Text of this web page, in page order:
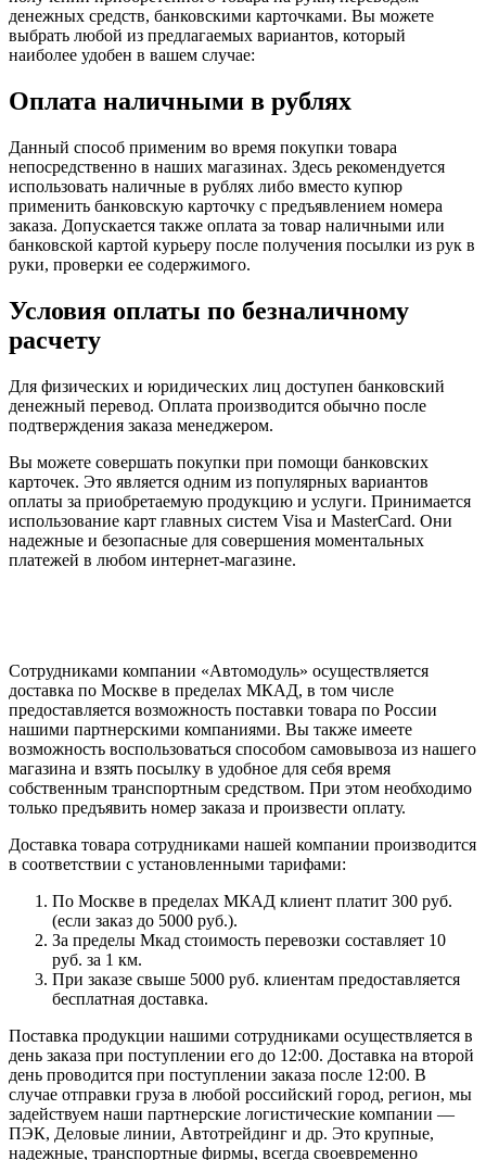
денежных средств, банковскими карточками. Вы можете
выбрать любой из предлагаемых вариантов, который
наиболее удобен в вашем случае:
Оплата наличными в рублях
Данный способ применим во время покупки товара
непосредственно в наших магазинах. Здесь рекомендуется
использовать наличные в рублях либо вместо купюр
применить банковскую карточку с предъявлением номера
заказа. Допускается также оплата за товар наличными или
банковской картой курьеру после получения посылки из рук в
руки, проверки ее содержимого.
Условия оплаты по безналичному
расчету
Для физических и юридических лиц доступен банковский
денежный перевод. Оплата производится обычно после
подтверждения заказа менеджером.
Вы можете совершать покупки при помощи банковских
карточек. Это является одним из популярных вариантов
оплаты за приобретаемую продукцию и услуги. Принимается
использование карт главных систем Visa и MasterCard. Они
надежные и безопасные для совершения моментальных
платежей в любом интернет-магазине.
Сотрудниками компании «Автомодуль» осуществляется
доставка по Москве в пределах МКАД, в том числе
предоставляется возможность поставки товара по России
нашими партнерскими компаниями. Вы также имеете
возможность воспользоваться способом самовывоза из нашего
магазина и взять посылку в удобное для себя время
собственным транспортным средством. При этом необходимо
только предъявить номер заказа и произвести оплату.
Доставка товара сотрудниками нашей компании производится
в соответствии с установленными тарифами:
По Москве в пределах МКАД клиент платит 300 руб.
(если заказ до 5000 руб.).
За пределы Мкад стоимость перевозки составляет 10
руб. за 1 км.
При заказе свыше 5000 руб. клиентам предоставляется
бесплатная доставка.
Поставка продукции нашими сотрудниками осуществляется в
день заказа при поступлении его до 12:00. Доставка на второй
день проводится при поступлении заказа после 12:00. В
случае отправки груза в любой российский город, регион, мы
задействуем наши партнерские логистические компании —
ПЭК, Деловые линии, Автотрейдинг и др. Это крупные,
надежные, транспортные фирмы, всегда своевременно